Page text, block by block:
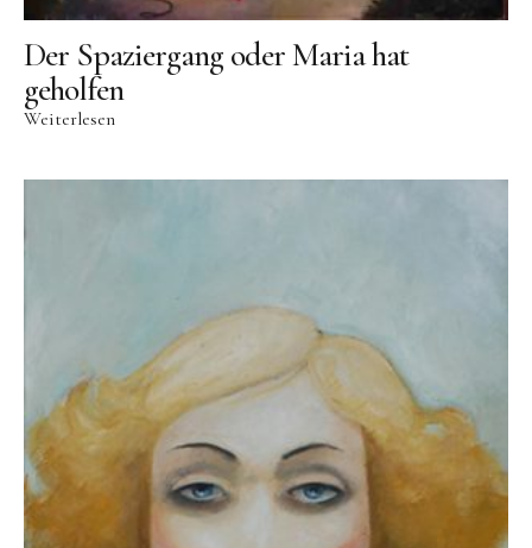
Der Spaziergang oder Maria hat
geholfen
Weiterlesen